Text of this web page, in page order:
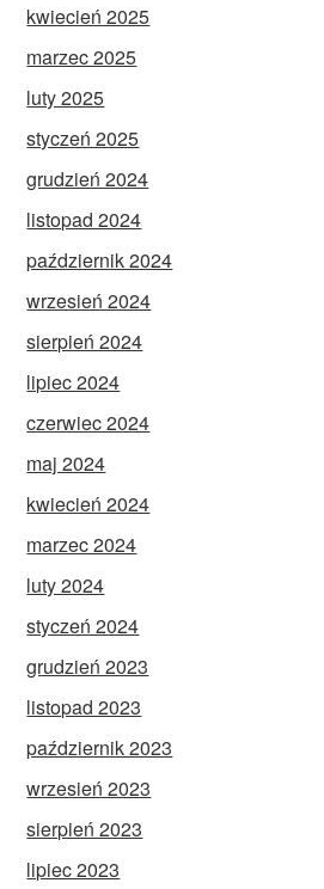
kwiecień 2025
marzec 2025
luty 2025
styczeń 2025
grudzień 2024
listopad 2024
październik 2024
wrzesień 2024
sierpień 2024
lipiec 2024
czerwiec 2024
maj 2024
kwiecień 2024
marzec 2024
luty 2024
styczeń 2024
grudzień 2023
listopad 2023
październik 2023
wrzesień 2023
sierpień 2023
lipiec 2023